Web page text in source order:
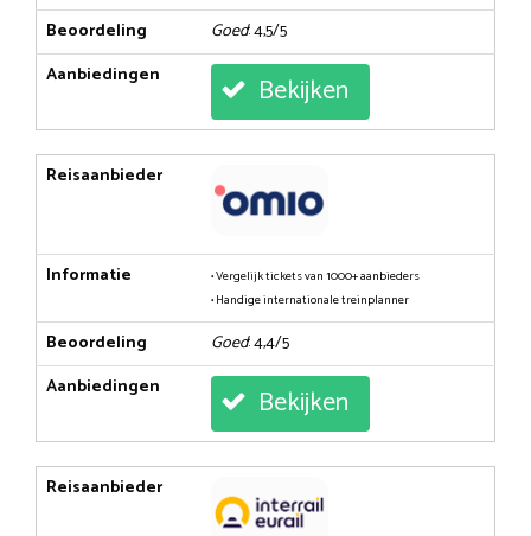
Beoordeling Goed: 4,5/5
Aanbiedingen
Bekijken
Reisaanbieder
Informatie
• Vergelijk tickets van 1000+ aanbieders
• Handige internationale treinplanner
Beoordeling Goed: 4,4/5
Aanbiedingen
Bekijken
Reisaanbieder